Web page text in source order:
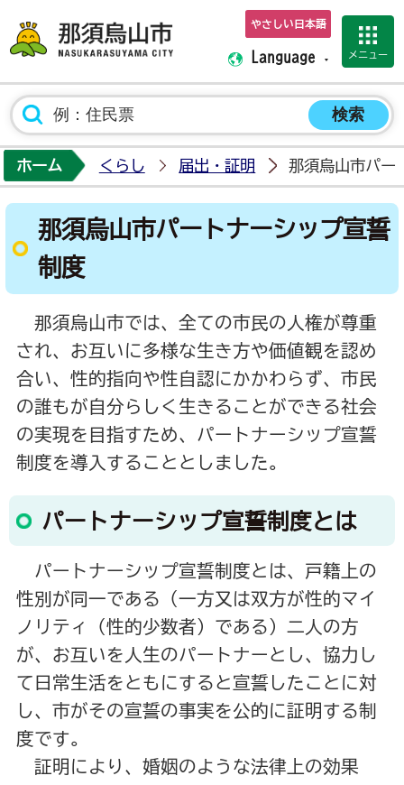
那須烏山市ホーム
やさしい日本語
Language メニュー
ホーム くらし 届出・証明 那須烏山市パー
那須烏山市パートナーシップ宣誓
制度
那須烏山市では、全ての市民の人権が尊重
され、お互いに多様な生き方や価値観を認め
合い、性的指向や性自認にかかわらず、市民
の誰もが自分らしく生きることができる社会
の実現を目指すため、パートナーシップ宣誓
制度を導入することとしました。
パートナーシップ宣誓制度とは
パートナーシップ宣誓制度とは、戸籍上の
性別が同一である（一方又は双方が性的マイ
ノリティ（性的少数者）である）二人の方
が、お互いを人生のパートナーとし、協力し
て日常生活をともにすると宣誓したことに対
し、市がその宣誓の事実を公的に証明する制
度です。
証明により、婚姻のような法律上の効果